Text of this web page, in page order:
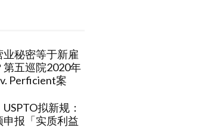
业秘密等于新雇
五巡院2020年
Perficient案
拟新规：
报「实质利益